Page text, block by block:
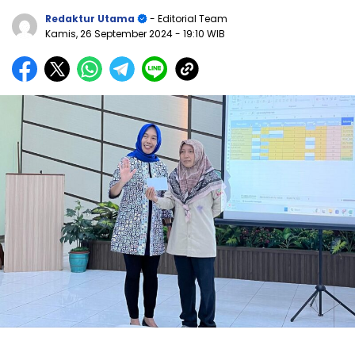
Redaktur Utama
- Editorial Team
Kamis, 26 September 2024- 19:10 WIB